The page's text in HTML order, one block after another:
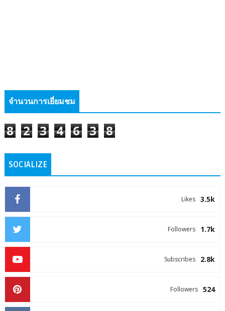
จำนวนการเยี่ยมชม
8 2 3 4 6 3 8
SOCIALIZE
3.5k
Likes
1.7k
Followers
2.8k
Subscribes
524
Followers